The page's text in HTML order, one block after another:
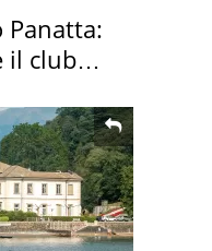
Panatta:
il club